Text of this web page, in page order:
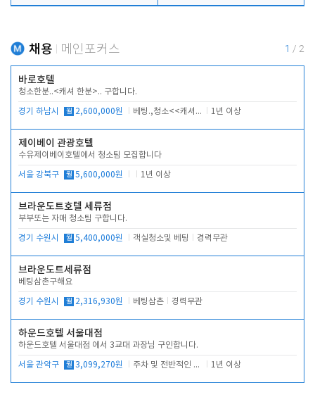
채용 메인포커스 1 / 2
바로호텔
청소한분..<캐셔 한분>.. 구합니다.
경기 하남시 월 2,600,000원 베팅.,청소<<캐셔 모셔봅니다. 1년 이상
제이베이 관광호텔
수유제이베이호텔에서 청소팀 모집합니다
서울 강북구 월 5,600,000원 1년 이상
브라운도트호텔 세류점
부부또는 자매 청소팀 구합니다.
경기 수원시 월 5,400,000원 객실청소및 베팅 경력무관
브라운도트세류점
베팅삼촌구해요
경기 수원시 월 2,316,930원 베팅삼촌 경력무관
하운드호텔 서울대점
하운드호텔 서울대점 에서 3교대 과장님 구인합니다.
서울 관악구 월 3,099,270원 주차 및 전반적인 당번업무 1년 이상